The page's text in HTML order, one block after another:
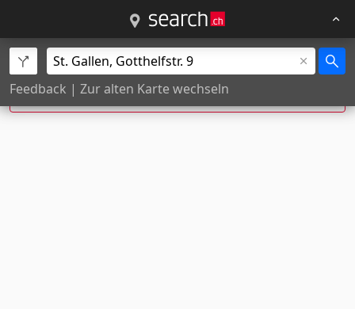
Feedback | Zur alten Karte wechseln
Exakte Hausnummer nicht gefunden, Position
wurde geschätzt.